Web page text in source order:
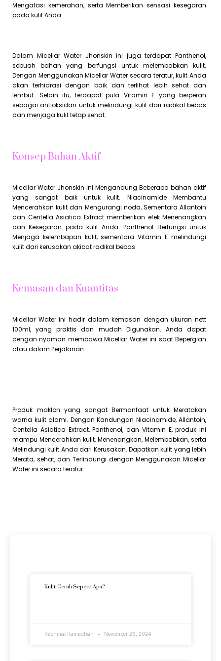
Mengatasi kemerahan, serta Memberikan sensasi kesegaran
pada kulit Anda.
Dalam Micellar Water Jhonskin ini juga terdapat Panthenol,
sebuah bahan yang berfungsi untuk melembabkan kulit.
Dengan Menggunakan Micellar Water secara teratur, kulit Anda
akan terhidrasi dengan baik dan terlihat lebih sehat dan
lembut. Selain itu, terdapat pula Vitamin E yang berperan
sebagai antioksidan untuk melindungi kulit dari radikal bebas
dan menjaga kulit tetap sehat.
Konsep Bahan Aktif
Micellar Water Jhonskin ini Mengandung Beberapa bahan aktif
yang sangat baik untuk kulit. Niacinamide Membantu
Mencerahkan kulit dan Mengurangi noda, Sementara Allantoin
dan Centella Asiatica Extract memberikan efek Menenangkan
dan Kesegaran pada kulit Anda. Panthenol Berfungsi untuk
Menjaga kelembapan kulit, sementara Vitamin E melindungi
kulit dari kerusakan akibat radikal bebas.
Kemasan dan Kuantitas
Micellar Water ini hadir dalam kemasan dengan ukuran nett
100ml, yang praktis dan mudah Digunakan. Anda dapat
dengan nyaman membawa Micellar Water ini saat Bepergian
atau dalam Perjalanan.
Produk maklon yang sangat Bermanfaat untuk Meratakan
warna kulit alami. Dengan Kandungan Niacinamide, Allantoin,
Centella Asiatica Extract, Panthenol, dan Vitamin E, produk ini
mampu Mencerahkan kulit, Menenangkan, Melembabkan, serta
Melindungi kulit Anda dari Kerusakan. Dapatkan kulit yang lebih
Merata, sehat, dan Terlindungi dengan Menggunakan Micellar
Water ini secara teratur.
Kulit Cerah Seperti Apa?
Rachmat Ramadhan November 26, 2024